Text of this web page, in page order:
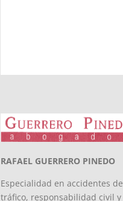
RAFAEL GUERRERO PINEDO
Especialidad en accidentes de
tráfico, responsabilidad civil y